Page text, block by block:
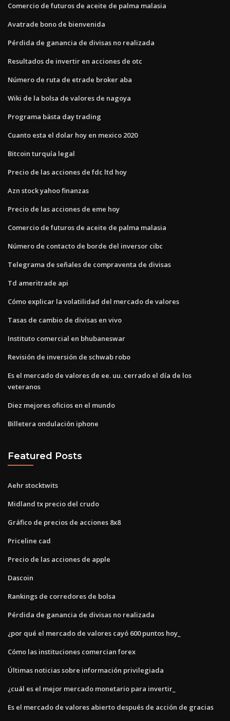
Comercio de futuros de aceite de palma malasia
Avatrade bono de bienvenida
Pérdida de ganancia de divisas no realizada
Resultados de invertir en acciones de otc
Número de ruta de etrade broker aba
Wiki de la bolsa de valores de nagoya
Programa bästa day trading
Cuanto esta el dolar hoy en mexico 2020
Bitcoin turquía legal
Precio de las acciones de fdc ltd hoy
Azn stock yahoo finanzas
Precio de las acciones de eme hoy
Comercio de futuros de aceite de palma malasia
Número de contacto de borde del inversor cibc
Telegrama de señales de compraventa de divisas
Td ameritrade api
Cómo explicar la volatilidad del mercado de valores
Tasas de cambio de divisas en vivo
Instituto comercial en bhubaneswar
Revisión de inversión de schwab robo
Es el mercado de valores de ee. uu. cerrado el día de los
veteranos
Diez mejores oficios en el mundo
Billetera ondulación iphone
Featured Posts
Aehr stocktwits
Midland tx precio del crudo
Gráfico de precios de acciones 8x8
Priceline cad
Precio de las acciones de apple
Dascoin
Rankings de corredores de bolsa
Pérdida de ganancia de divisas no realizada
¿por qué el mercado de valores cayó 600 puntos hoy_
Cómo las instituciones comercian forex
Últimas noticias sobre información privilegiada
¿cuál es el mejor mercado monetario para invertir_
Es el mercado de valores abierto después de acción de gracias